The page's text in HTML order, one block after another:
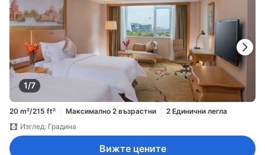
1/7
20 m²/215 ft² Максимално 2 възрастни
2 Единични легла
Изглед: Градина
Вижте цените